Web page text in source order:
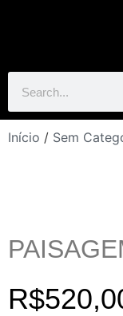
Início / Sem
R$